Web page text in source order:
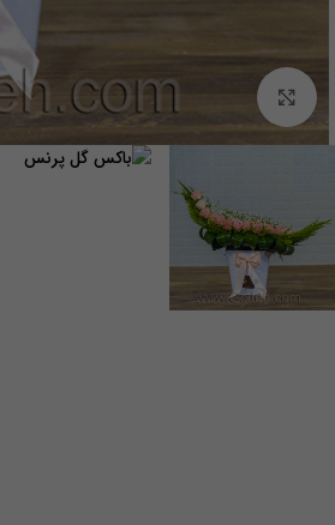
برای بزرگنمایی کلیک کنید